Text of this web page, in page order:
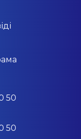
50
50